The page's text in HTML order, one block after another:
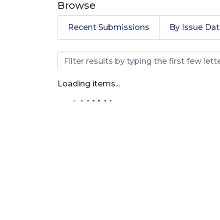
Browse
Recent Submissions By Issue
Browsing
Loading items...